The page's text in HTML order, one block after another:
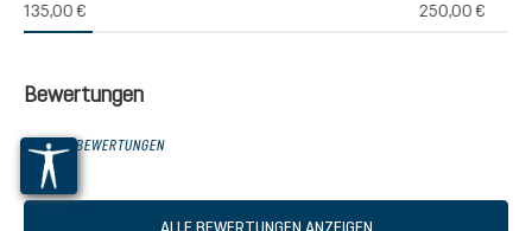
Bewertung von 5 von 5 Sternen
135,00 €
250,00 €
Bewertungen
0 VON 0 BEWERTUNGEN
ALLE BEWERTUNGEN ANZEIGEN